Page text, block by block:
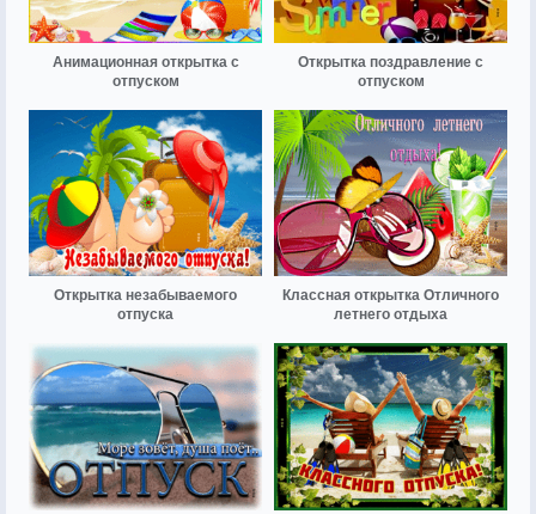
Анимационная открытка с
отпуском
Открытка поздравление с
отпуском
Открытка незабываемого
отпуска
Классная открытка Отличного
летнего отдыха